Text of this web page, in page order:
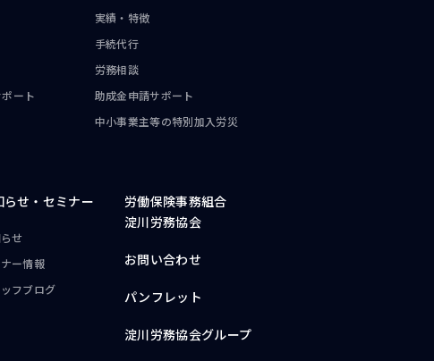
ート
実績・特徴
手続代行
労務相談
助成金申請サポート
中小事業主等の特別加入労災
せ・ セミナー
せ
ー情報
フブログ
労働保険事務組合
淀川労務協会
お問い合わせ
パンフレット
淀川労務協会グループ